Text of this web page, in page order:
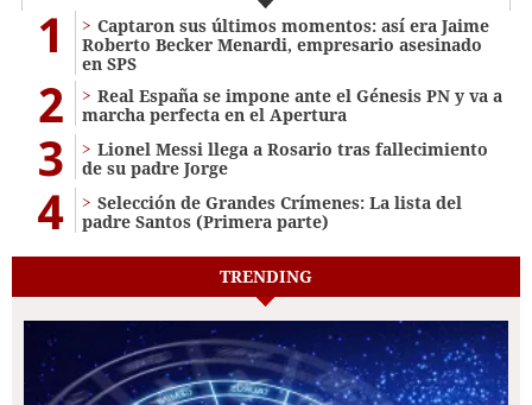
1
Captaron sus últimos momentos: así era Jaime
Roberto Becker Menardi​​​, empresario asesinado
en SPS
2
Real España se impone ante el Génesis PN y va a
marcha perfecta en el Apertura
3
Lionel Messi llega a Rosario tras fallecimiento
de su padre Jorge
4
Selección de Grandes Crímenes: La lista del
padre Santos (Primera parte)
TRENDING